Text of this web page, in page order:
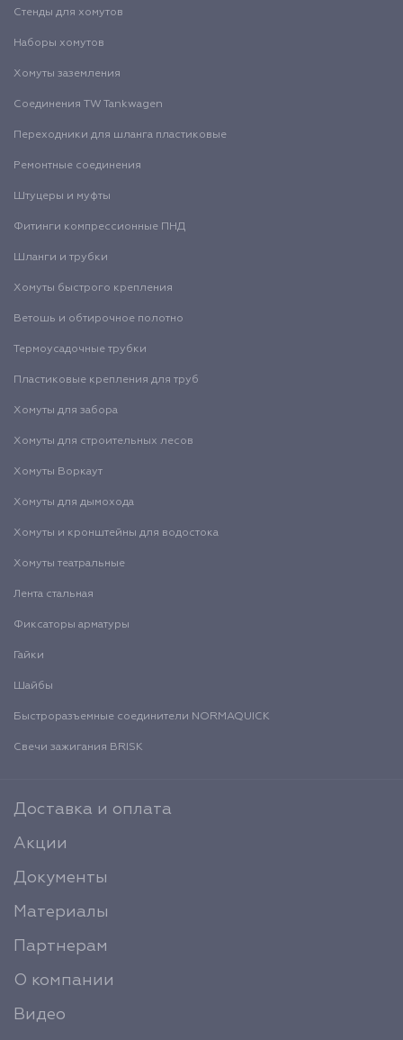
Стенды для хомутов
Наборы хомутов
Хомуты заземления
Соединения TW Tankwagen
Переходники для шланга пластиковые
Ремонтные соединения
Штуцеры и муфты
Фитинги компрессионные ПНД
Шланги и трубки
Хомуты быстрого крепления
Ветошь и обтирочное полотно
Термоусадочные трубки
Пластиковые крепления для труб
Хомуты для забора
Хомуты для строительных лесов
Хомуты Воркаут
Хомуты для дымохода
Хомуты и кронштейны для водостока
Хомуты театральные
Лента стальная
Фиксаторы арматуры
Гайки
Шайбы
Быстроразъемные соединители NORMAQUICK
Свечи зажигания BRISK
Доставка и оплата
Акции
Документы
Материалы
Партнерам
О компании
Видео